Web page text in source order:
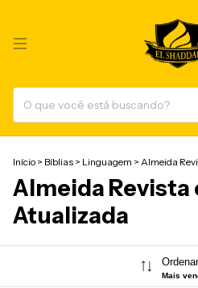
Início > Bíblias > Linguagem > Almeida
Almeida Revista
Atualizada
Mais